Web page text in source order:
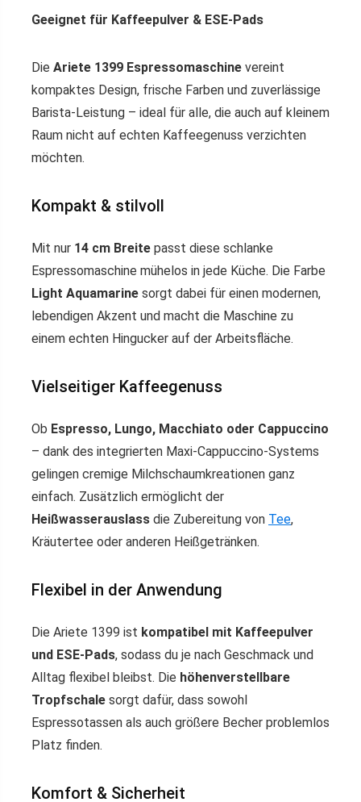
Geeignet für Kaffeepulver & ESE-Pads
Die Ariete 1399 Espressomaschine vereint
kompaktes Design, frische Farben und zuverlässige
Barista-Leistung – ideal für alle, die auch auf kleinem
Raum nicht auf echten Kaffeegenuss verzichten
möchten.
Kompakt & stilvoll
Mit nur 14 cm Breite passt diese schlanke
Espressomaschine mühelos in jede Küche. Die Farbe
Light Aquamarine sorgt dabei für einen modernen,
lebendigen Akzent und macht die Maschine zu
einem echten Hingucker auf der Arbeitsfläche.
Vielseitiger Kaffeegenuss
Ob Espresso, Lungo, Macchiato oder Cappuccino
– dank des integrierten Maxi-Cappuccino-Systems
gelingen cremige Milchschaumkreationen ganz
einfach. Zusätzlich ermöglicht der
Heißwasserauslass die Zubereitung von Tee,
Kräutertee oder anderen Heißgetränken.
Flexibel in der Anwendung
Die Ariete 1399 ist kompatibel mit Kaffeepulver
und ESE-Pads, sodass du je nach Geschmack und
Alltag flexibel bleibst. Die höhenverstellbare
Tropfschale sorgt dafür, dass sowohl
Espressotassen als auch größere Becher problemlos
Platz finden.
Komfort & Sicherheit